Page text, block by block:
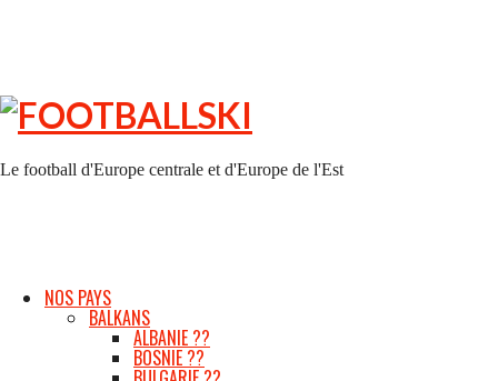
FOOTBALLSKI
Le football d'Europe centrale et d'Europe de l'Est
NOS PAYS
BALKANS
ALBANIE ??
BOSNIE ??